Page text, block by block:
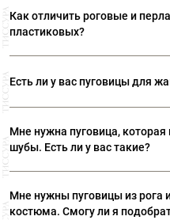
изображением гербов и
приобрести пуговицы с эмалью.
Как отличить роговые и
пластиковых?
рисунок. Пластиковые пуговицы
Натуральный перламутр, если его
Есть ли у вас пуговицы для
идеально подходящие для жакетов
тесьму, которая тоже является
Мне нужна пуговица,
шубы. Есть ли у вас такие?
Swarovski, которые ничем не
Мне нужны пуговицы из рога
костюма. Смогу ли я